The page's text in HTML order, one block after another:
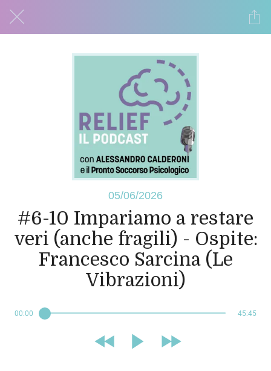
05/06/2026
#6-10 Impariamo a restare
veri (anche fragili) - Ospite:
Francesco Sarcina (Le
Vibrazioni)
00:00 45:45